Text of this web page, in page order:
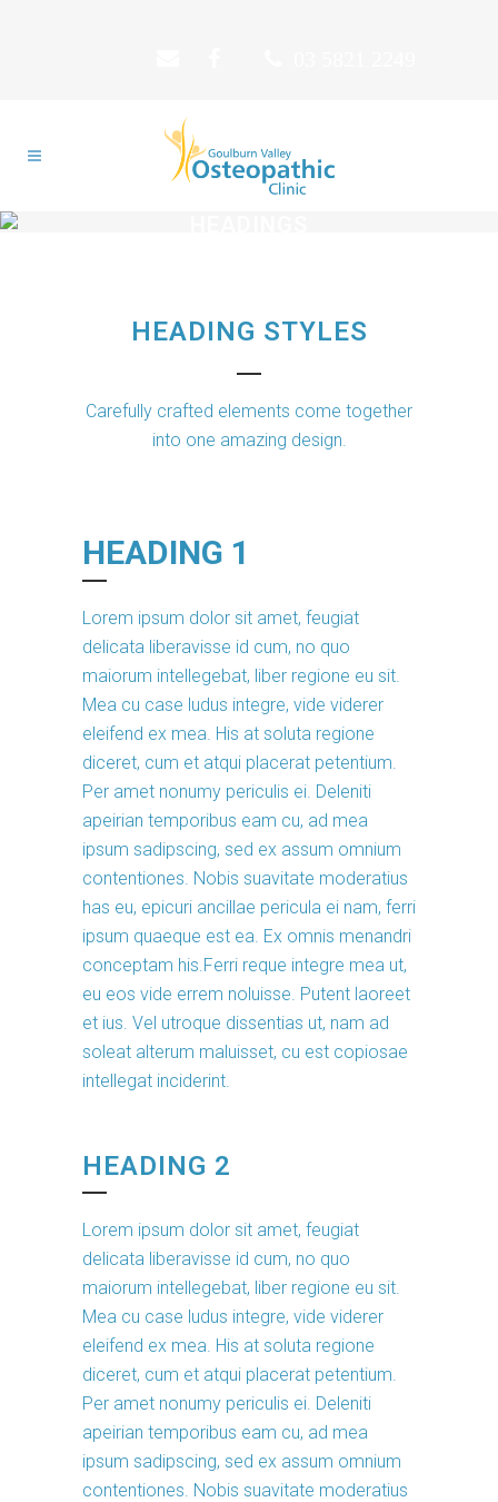
HEADING STYLES
Carefully crafted elements come together
into one amazing design.
HEADING 1
Lorem ipsum dolor sit amet, feugiat
delicata liberavisse id cum, no quo
maiorum intellegebat, liber regione eu sit.
Mea cu case ludus integre, vide viderer
eleifend ex mea. His at soluta regione
diceret, cum et atqui placerat petentium.
Per amet nonumy periculis ei. Deleniti
apeirian temporibus eam cu, ad mea
ipsum sadipscing, sed ex assum omnium
contentiones. Nobis suavitate moderatius
has eu, epicuri ancillae pericula ei nam, ferri
ipsum quaeque est ea. Ex omnis menandri
conceptam his.Ferri reque integre mea ut,
eu eos vide errem noluisse. Putent laoreet
et ius. Vel utroque dissentias ut, nam ad
soleat alterum maluisset, cu est copiosae
intellegat inciderint.
HEADING 2
Lorem ipsum dolor sit amet, feugiat
delicata liberavisse id cum, no quo
maiorum intellegebat, liber regione eu sit.
Mea cu case ludus integre, vide viderer
eleifend ex mea. His at soluta regione
diceret, cum et atqui placerat petentium.
Per amet nonumy periculis ei. Deleniti
apeirian temporibus eam cu, ad mea
ipsum sadipscing, sed ex assum omnium
contentiones. Nobis suavitate moderatius